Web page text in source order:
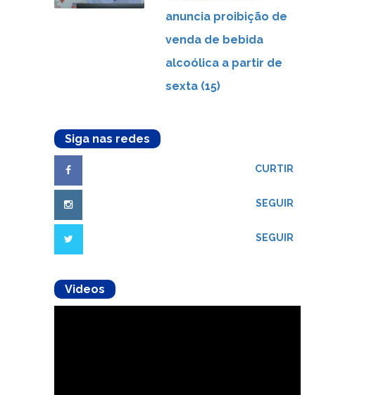
anuncia proibição de
venda de bebida
alcoólica a partir de
sexta (15)
Siga nas redes
CURTIR
SEGUIR
SEGUIR
Videos